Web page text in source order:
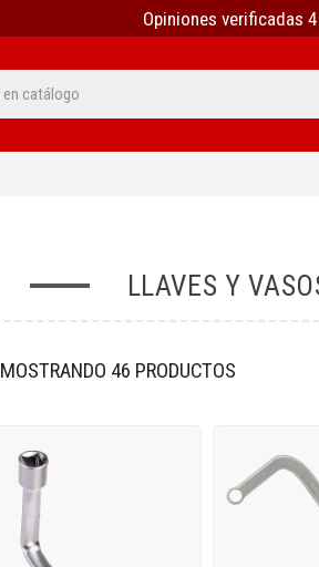
Opiniones verificadas
LLAVES Y
MOSTRANDO 46 PRODUCTOS